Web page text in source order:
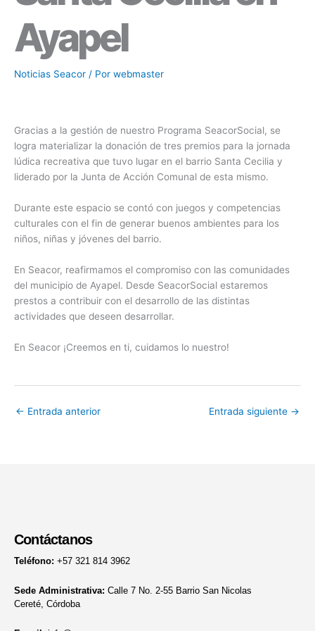
Ayapel
Noticias Seacor / Por webmaster
Gracias a la gestión de nuestro Programa SeacorSocial, se
logra materializar la donación de tres premios para la jornada
lúdica recreativa que tuvo lugar en el barrio Santa Cecilia y
liderado por la Junta de Acción Comunal de esta mismo.
Durante este espacio se contó con juegos y competencias
culturales con el fin de generar buenos ambientes para los
niños, niñas y jóvenes del barrio.
En Seacor, reafirmamos el compromiso con las comunidades
del municipio de Ayapel. Desde SeacorSocial estaremos
prestos a contribuir con el desarrollo de las distintas
actividades que deseen desarrollar.
En Seacor ¡Creemos en ti, cuidamos lo nuestro!
← Entrada anterior Entrada siguiente →
Contáctanos
Teléfono: +57 321 814 3962
Sede Administrativa: Calle 7 No. 2-55 Barrio San Nicolas
Cereté, Córdoba